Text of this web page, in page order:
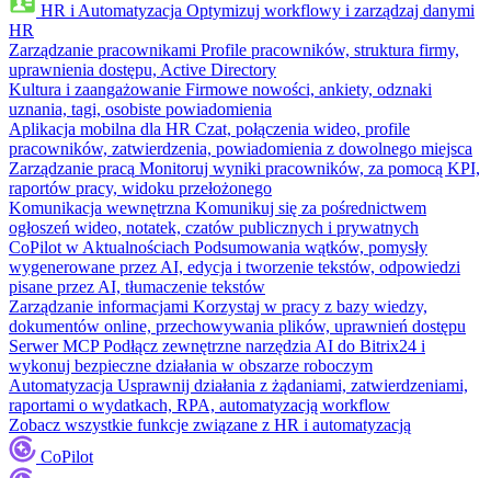
HR i Automatyzacja Optymizuj workflowy i zarządzaj danymi
HR
Zarządzanie pracownikami Profile pracowników, struktura firmy,
uprawnienia dostępu, Active Directory
Kultura i zaangażowanie Firmowe nowości, ankiety, odznaki
uznania, tagi, osobiste powiadomienia
Aplikacja mobilna dla HR Czat, połączenia wideo, profile
pracowników, zatwierdzenia, powiadomienia z dowolnego miejsca
Zarządzanie pracą Monitoruj wyniki pracowników, za pomocą KPI,
raportów pracy, widoku przełożonego
Komunikacja wewnętrzna Komunikuj się za pośrednictwem
ogłoszeń wideo, notatek, czatów publicznych i prywatnych
CoPilot w Aktualnościach Podsumowania wątków, pomysły
wygenerowane przez AI, edycja i tworzenie tekstów, odpowiedzi
pisane przez AI, tłumaczenie tekstów
Zarządzanie informacjami Korzystaj w pracy z bazy wiedzy,
dokumentów online, przechowywania plików, uprawnień dostępu
Serwer MCP Podłącz zewnętrzne narzędzia AI do Bitrix24 i
wykonuj bezpieczne działania w obszarze roboczym
Automatyzacja Usprawnij działania z żądaniami, zatwierdzeniami,
raportami o wydatkach, RPA, automatyzacją workflow
Zobacz wszystkie funkcje związane z HR i automatyzacją
CoPilot